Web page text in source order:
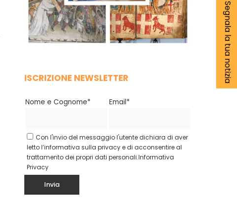
ISCRIZIONE NEWSLETTER
Nome e Cognome* Email*
Con l'invio del messaggio l'utente dichiara di aver
letto l’informativa sulla privacy e di acconsentire al
trattamento dei propri dati personali.Informativa
Privacy
Segnala la tua notizia